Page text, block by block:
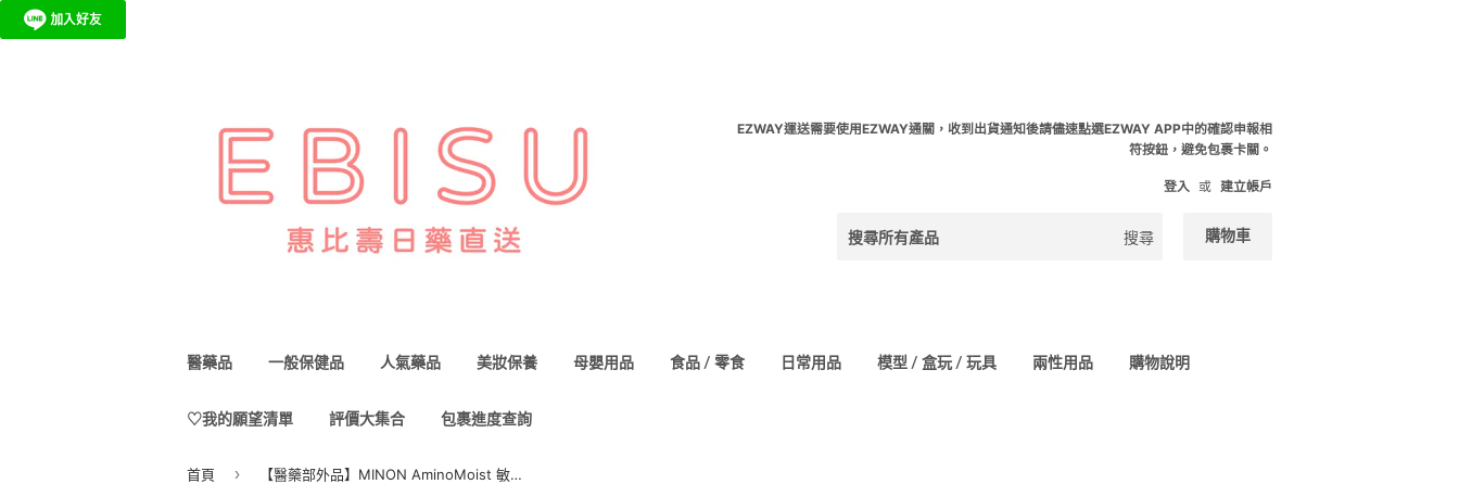
EZWAY運送需要使用EZWAY通關，收到出貨通知後請儘速點選EZWAY APP中的確認申報相
符按鈕，避免包裹卡關。
登入 或 建立帳戶
搜尋 購物車
醫藥品 一般保健品 人氣藥品 美妝保養 母嬰用品 食品 / 零食 日常用品 模型 / 盒玩 / 玩具 兩性用品 購物說明
♡我的願望清單 評價大集合 包裹進度查詢
首頁 › 【醫藥部外品】MINON AminoMoist 敏感肌混合肌 保濕面膜 22mL×4枚